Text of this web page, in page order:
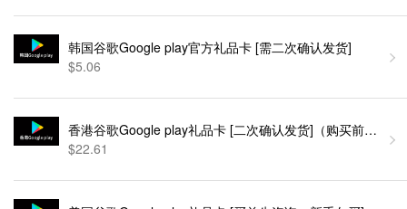
韩国谷歌Google play官方礼品卡 [需二次确认发货]
$5.06
香港谷歌Google play礼品卡 [二次确认发货]（购买前先联系
$22.61